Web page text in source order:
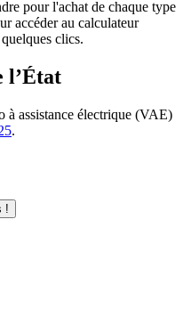
pour l'achat de chaque type
accéder au calculateur
clics.
l’État
à assistance électrique (VAE)
.
!